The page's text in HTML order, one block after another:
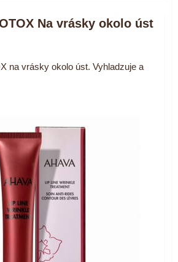
Na vrásky okolo úst
na vrásky okolo úst. Vyhladzuje a